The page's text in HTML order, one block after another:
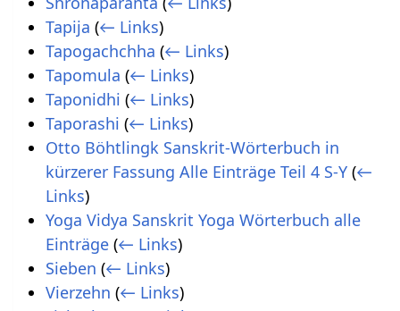
Tapija (← Links)
Tapogachchha (← Links)
Tapomula (← Links)
Taponidhi (← Links)
Taporashi (← Links)
Otto Böhtlingk Sanskrit-Wörterbuch in
kürzerer Fassung Alle Einträge Teil 4 S-Y (←
Links)
Yoga Vidya Sanskrit Yoga Wörterbuch alle
Einträge (← Links)
Sieben (← Links)
Vierzehn (← Links)